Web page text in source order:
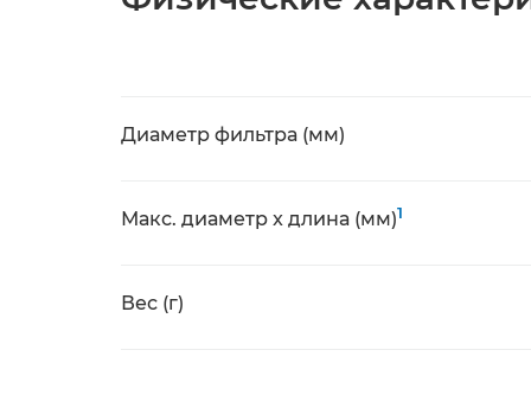
Диаметр фильтра (мм)
Макс. диаметр x длина (мм)1
Вес (г)